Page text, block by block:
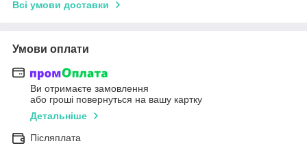
Всі умови доставки
Умови оплати
Ви отримаєте замовлення
або гроші повернуться на вашу картку
Детальніше
Післяплата